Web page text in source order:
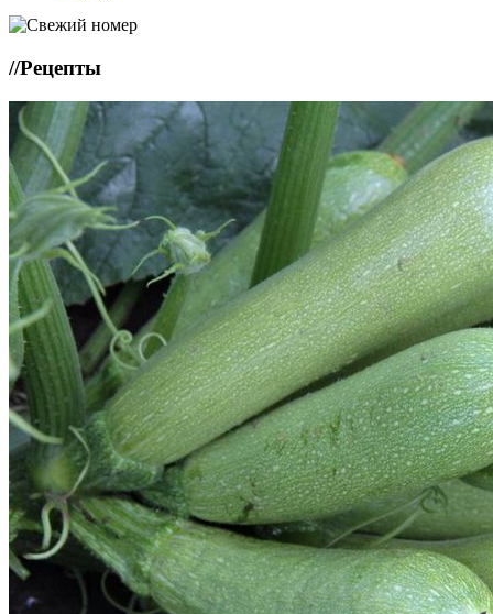
//Рецепты